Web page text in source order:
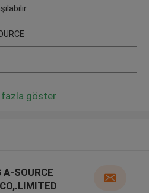
fazla göster
A-SOURCE